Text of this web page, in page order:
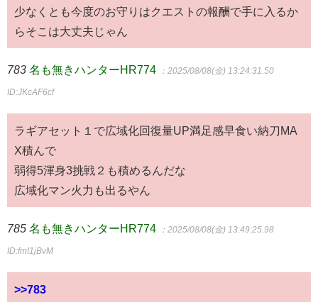
少なくとも今度のお守りはクエストの報酬で手に入るか
らそこは大丈夫じゃん
783 名も無きハンターHR774 ：2025/08/08(金) 13:24:31.50
ID:JKcAF6cf
ラギアセット１で広域化回復量UP満足感早食い納刀MA
X積んで
弱得5渾身3挑戦２も積めるんだな
広域化マン火力も出るやん
785 名も無きハンターHR774 ：2025/08/08(金) 13:49:25.98
ID:fmI1jBvM
>>783